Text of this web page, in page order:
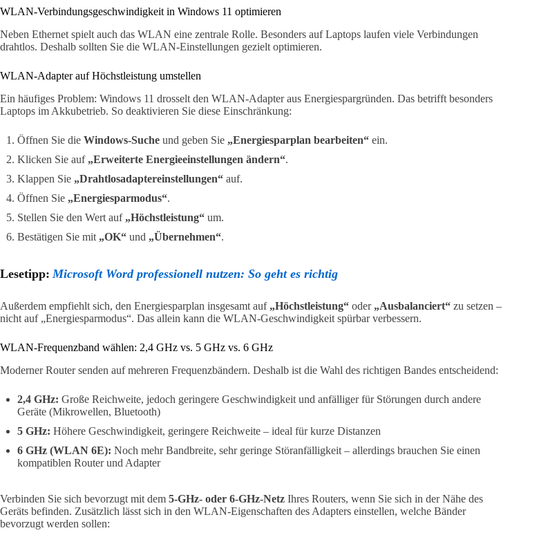
WLAN-Verbindungsgeschwindigkeit in Windows 11 optimieren
Neben Ethernet spielt auch das WLAN eine zentrale Rolle. Besonders auf Laptops laufen viele Verbindungen
drahtlos. Deshalb sollten Sie die WLAN-Einstellungen gezielt optimieren.
WLAN-Adapter auf Höchstleistung umstellen
Ein häufiges Problem: Windows 11 drosselt den WLAN-Adapter aus Energiespargründen. Das betrifft besonders
Laptops im Akkubetrieb. So deaktivieren Sie diese Einschränkung:
Öffnen Sie die Windows-Suche und geben Sie „Energiesparplan bearbeiten“ ein.
Klicken Sie auf „Erweiterte Energieeinstellungen ändern“.
Klappen Sie „Drahtlosadaptereinstellungen“ auf.
Öffnen Sie „Energiesparmodus“.
Stellen Sie den Wert auf „Höchstleistung“ um.
Bestätigen Sie mit „OK“ und „Übernehmen“.
Lesetipp: Microsoft Word professionell nutzen: So geht es richtig
Außerdem empfiehlt sich, den Energiesparplan insgesamt auf „Höchstleistung“ oder „Ausbalanciert“ zu setzen –
nicht auf „Energiesparmodus“. Das allein kann die WLAN-Geschwindigkeit spürbar verbessern.
WLAN-Frequenzband wählen: 2,4 GHz vs. 5 GHz vs. 6 GHz
Moderner Router senden auf mehreren Frequenzbändern. Deshalb ist die Wahl des richtigen Bandes entscheidend:
2,4 GHz: Große Reichweite, jedoch geringere Geschwindigkeit und anfälliger für Störungen durch andere
Geräte (Mikrowellen, Bluetooth)
5 GHz: Höhere Geschwindigkeit, geringere Reichweite – ideal für kurze Distanzen
6 GHz (WLAN 6E): Noch mehr Bandbreite, sehr geringe Störanfälligkeit – allerdings brauchen Sie einen
kompatiblen Router und Adapter
Verbinden Sie sich bevorzugt mit dem 5-GHz- oder 6-GHz-Netz Ihres Routers, wenn Sie sich in der Nähe des
Geräts befinden. Zusätzlich lässt sich in den WLAN-Eigenschaften des Adapters einstellen, welche Bänder
bevorzugt werden sollen: